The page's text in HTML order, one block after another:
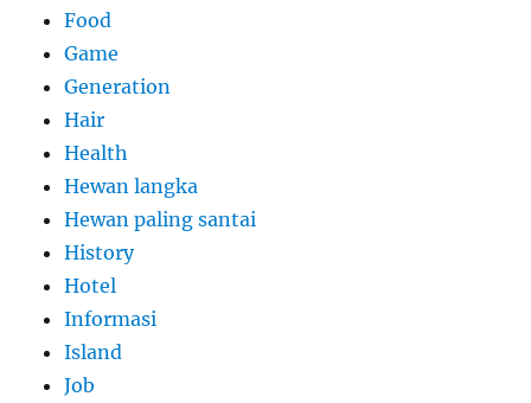
Food
Game
Generation
Hair
Health
Hewan langka
Hewan paling santai
History
Hotel
Informasi
Island
Job